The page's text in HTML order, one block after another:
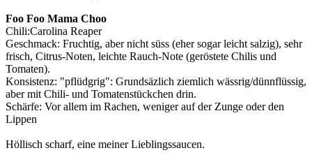
Foo Foo Mama Choo
Chili:Carolina Reaper
Geschmack: Fruchtig, aber nicht süss (eher sogar leicht salzig), sehr
frisch, Citrus-Noten, leichte Rauch-Note (geröstete Chilis und
Tomaten).
Konsistenz: "pflüdgrig": Grundsäzlich ziemlich wässrig/dünnflüssig,
aber mit Chili- und Tomatenstückchen drin.
Schärfe: Vor allem im Rachen, weniger auf der Zunge oder den
Lippen
Höllisch scharf, eine meiner Lieblingssaucen.